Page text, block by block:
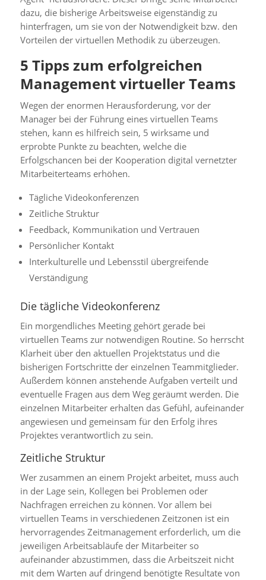
dazu, die bisherige Arbeitsweise eigenständig zu
hinterfragen, um sie von der Notwendigkeit bzw. den
Vorteilen der virtuellen Methodik zu überzeugen.
5 Tipps zum erfolgreichen
Management virtueller Teams
Wegen der enormen Herausforderung, vor der
Manager bei der Führung eines virtuellen Teams
stehen, kann es hilfreich sein, 5 wirksame und
erprobte Punkte zu beachten, welche die
Erfolgschancen bei der Kooperation digital vernetzter
Mitarbeiterteams erhöhen.
Tägliche Videokonferenzen
Zeitliche Struktur
Feedback, Kommunikation und Vertrauen
Persönlicher Kontakt
Interkulturelle und Lebensstil übergreifende
Verständigung
Die tägliche Videokonferenz
Ein morgendliches Meeting gehört gerade bei
virtuellen Teams zur notwendigen Routine. So herrscht
Klarheit über den aktuellen Projektstatus und die
bisherigen Fortschritte der einzelnen Teammitglieder.
Außerdem können anstehende Aufgaben verteilt und
eventuelle Fragen aus dem Weg geräumt werden. Die
einzelnen Mitarbeiter erhalten das Gefühl, aufeinander
angewiesen und gemeinsam für den Erfolg ihres
Projektes verantwortlich zu sein.
Zeitliche Struktur
Wer zusammen an einem Projekt arbeitet, muss auch
in der Lage sein, Kollegen bei Problemen oder
Nachfragen erreichen zu können. Vor allem bei
virtuellen Teams in verschiedenen Zeitzonen ist ein
hervorragendes Zeitmanagement erforderlich, um die
jeweiligen Arbeitsabläufe der Mitarbeiter so
aufeinander abzustimmen, dass die Arbeitszeit nicht
mit dem Warten auf dringend benötigte Resultate von